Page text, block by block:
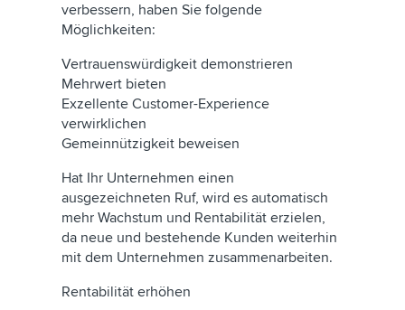
verbessern, haben Sie folgende
Möglichkeiten:
Vertrauenswürdigkeit demonstrieren
Mehrwert bieten
Exzellente Customer-Experience
verwirklichen
Gemeinnützigkeit beweisen
Hat Ihr Unternehmen einen
ausgezeichneten Ruf, wird es automatisch
mehr Wachstum und Rentabilität erzielen,
da neue und bestehende Kunden weiterhin
mit dem Unternehmen zusammenarbeiten.
Rentabilität erhöhen